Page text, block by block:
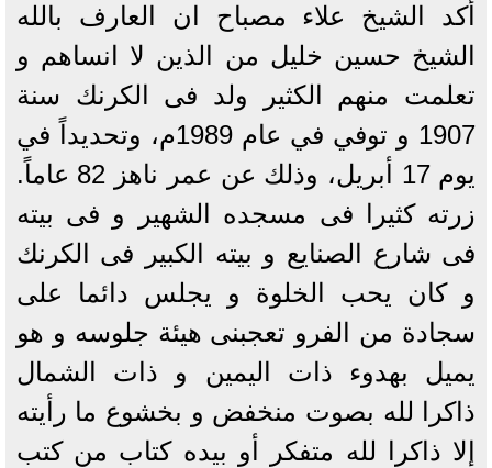
أكد الشيخ علاء مصباح ان العارف بالله
الشيخ حسين خليل من الذين لا انساهم و
تعلمت منهم الكثير ولد فى الكرنك سنة
1907 و توفي في عام 1989م، وتحديداً في
يوم 17 أبريل، وذلك عن عمر ناهز 82 عاماً.
زرته كثيرا فى مسجده الشهير و فى بيته
فى شارع الصنايع و بيته الكبير فى الكرنك
و كان يحب الخلوة و يجلس دائما على
سجادة من الفرو تعجبنى هيئة جلوسه و هو
يميل بهدوء ذات اليمين و ذات الشمال
ذاكرا لله بصوت منخفض و بخشوع ما رأيته
إلا ذاكرا لله متفكر أو بيده كتاب من كتب